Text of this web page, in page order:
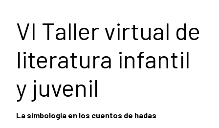
VI Taller virtual de
literatura infantil
y juvenil
La simbología en los cuentos de hadas